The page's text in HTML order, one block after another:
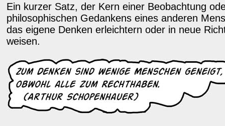
Ein kurzer Satz, der Kern einer Beobachtung
philosophischen Gedankens eines anderen
das eigene Denken erleichtern oder in neue
weisen.